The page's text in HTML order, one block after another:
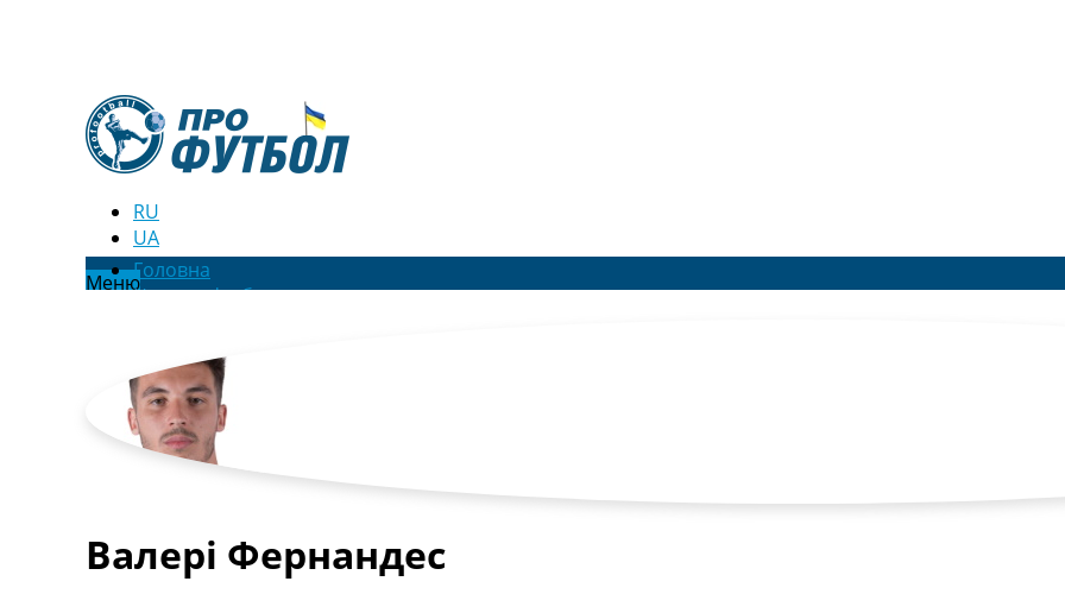
RU
UA
МенюГоловна
Новини футболу
Футбольні трансфери
Останні коментарі
Конкурс прогнозів
Логін
Рейтінги
Турніри
Чемпіонат Світу
Валері Фернандес